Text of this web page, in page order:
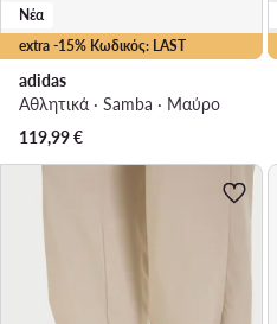
extra -15% Κωδικός: LAST
Νέα
adidas
Αθλητικά · Samba · Μαύρο
119,99€